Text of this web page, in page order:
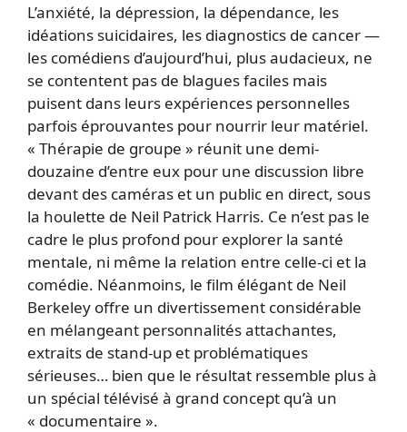
L’anxiété, la dépression, la dépendance, les
idéations suicidaires, les diagnostics de cancer —
les comédiens d’aujourd’hui, plus audacieux, ne
se contentent pas de blagues faciles mais
puisent dans leurs expériences personnelles
parfois éprouvantes pour nourrir leur matériel.
« Thérapie de groupe » réunit une demi-
douzaine d’entre eux pour une discussion libre
devant des caméras et un public en direct, sous
la houlette de Neil Patrick Harris. Ce n’est pas le
cadre le plus profond pour explorer la santé
mentale, ni même la relation entre celle-ci et la
comédie. Néanmoins, le film élégant de Neil
Berkeley offre un divertissement considérable
en mélangeant personnalités attachantes,
extraits de stand-up et problématiques
sérieuses… bien que le résultat ressemble plus à
un spécial télévisé à grand concept qu’à un
« documentaire ».